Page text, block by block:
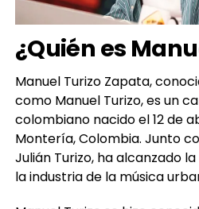
¿Quién es
Manuel Turizo Zapata,
como Manuel Turizo, es un
colombiano nacido el 12 de
Montería, Colombia. Junto
Julián Turizo, ha alcanzado
la industria de la música